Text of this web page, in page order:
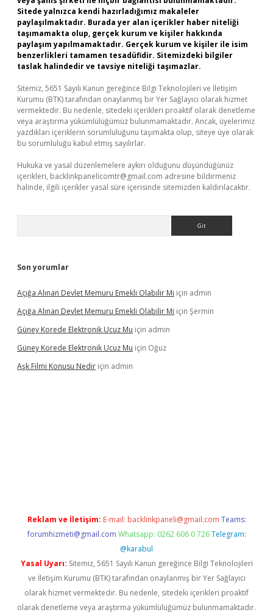
Sitede yalnızca kendi hazırladığımız makaleler
paylaşılmaktadır. Burada yer alan içerikler haber niteliği
taşımamakta olup, gerçek kurum ve kişiler hakkında
paylaşım yapılmamaktadır. Gerçek kurum ve kişiler ile isim
benzerlikleri tamamen tesadüfidir. Sitemizdeki bilgiler
taslak halindedir ve tavsiye niteliği taşımazlar.
Sitemiz, 5651 Sayılı Kanun gereğince Bilgi Teknolojileri ve İletişim
Kurumu (BTK) tarafından onaylanmış bir Yer Sağlayıcı olarak hizmet
vermektedir. Bu nedenle, sitedeki içerikleri proaktif olarak denetleme
veya araştırma yükümlülüğümüz bulunmamaktadır. Ancak, üyelerimiz
yazdıkları içeriklerin sorumluluğunu taşımakta olup, siteye üye olarak
bu sorumluluğu kabul etmiş sayılırlar.
Hukuka ve yasal düzenlemelere aykırı olduğunu düşündüğünüz
içerikleri, backlinkpanelicomtr@gmail.com adresine bildirmeniz
halinde, ilgili içerikler yasal süre içerisinde sitemizden kaldırılacaktır.
Son yorumlar
Açığa Alınan Devlet Memuru Emekli Olabilir Mi için admin
Açığa Alınan Devlet Memuru Emekli Olabilir Mi için Şermin
Güney Korede Elektronik Ucuz Mu için admin
Güney Korede Elektronik Ucuz Mu için Oğuz
Aşk Filmi Konusu Nedir için admin
Reklam ve İletişim: E-mail: backlinkpaneli@gmail.com Teams:
forumhizmeti@gmail.com Whatsapp: 0262 606 0 726 Telegram:
@karabul
Yasal Uyarı: Sitemiz, 5651 Sayılı Kanun gereğince Bilgi Teknolojileri
ve İletişim Kurumu (BTK) tarafından onaylanmış bir Yer Sağlayıcı
olarak hizmet vermektedir. Bu nedenle, sitedeki içerikleri proaktif
olarak denetleme veya araştırma yükümlülüğümüz bulunmamaktadır.